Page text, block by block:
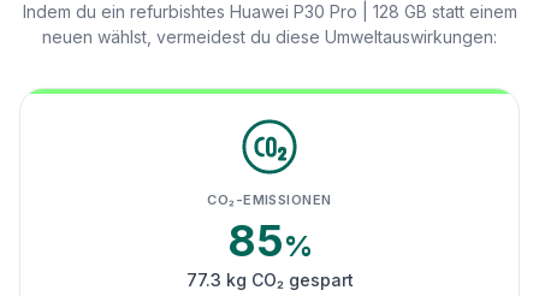
Indem du ein refurbishtes Huawei P30 Pro | 128 GB statt einem
neuen wählst, vermeidest du diese Umweltauswirkungen:
CO₂-EMISSIONEN
85%
77.3 kg CO₂ gespart